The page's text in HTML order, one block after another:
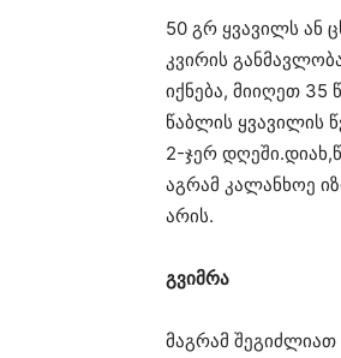
50 გრ ყვავილს ან
კვირის
იქნება, მიიღეთ 35
წაბლის ყვავილის
2-ჯერ
აგრამ კალანხოე
არის.
გვიმრა
მაგრამ